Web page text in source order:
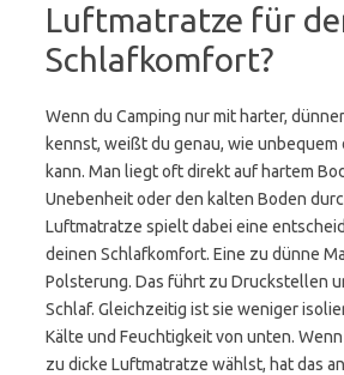
Luftmatratze für
Schlafkomfort?
Wenn du Camping nur mit harter,
kennst, weißt du genau, wie unbequem
kann. Man liegt oft direkt auf hartem
Unebenheit oder den kalten Boden
Luftmatratze spielt dabei eine
deinen Schlafkomfort. Eine zu dünne
Polsterung. Das führt zu Druckstellen
Schlaf. Gleichzeitig ist sie weniger
Kälte und Feuchtigkeit von unten.
zu dicke Luftmatratze wählst, hat das